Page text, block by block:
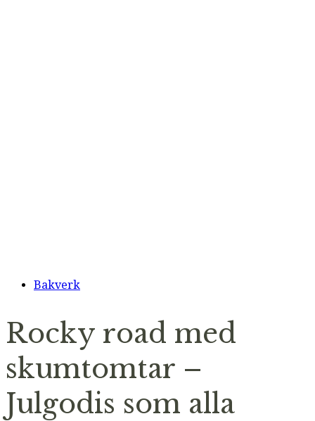
Bakverk
Rocky road med
skumtomtar –
Julgodis som alla